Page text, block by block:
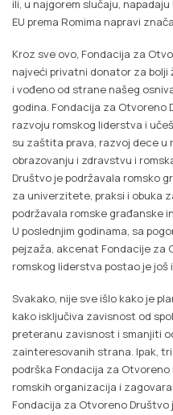
ili, u najgorem slučaju,
EU prema Romima napravi
Kroz sve ovo, Fondacija za
najveći privatni donator za
i vođeno od strane našeg
godina. Fondacija za Otvoreno
razvoju romskog liderstva i
su zaštita prava, razvoj dece u
obrazovanju i zdravstvu i
Društvo je podržavala romsko
za univerzitete, praksi i obuka
podržavala romske građanske
U poslednjim godinama, sa
pejzaža, akcenat Fondacije za
romskog liderstva postao je još
Svakako, nije sve išlo kako je
kako isključiva zavisnost od
preteranu zavisnost i smanjiti
zainteresovanih strana. Ipak,
podrška Fondacija za
romskih organizacija i
Fondacija za Otvoreno Društvo